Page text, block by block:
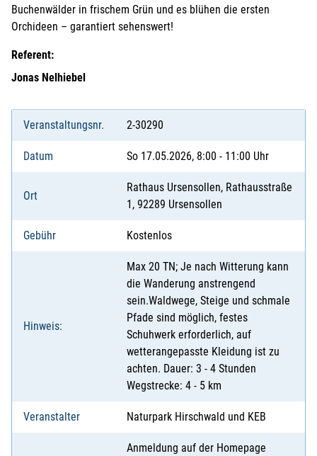
Buchenwälder in frischem Grün und es blühen die ersten
Orchideen – garantiert sehenswert!
Referent:
Jonas Nelhiebel
Veranstaltungsnr. 2-30290
Datum So 17.05.2026, 8:00 - 11:00 Uhr
Ort
Rathaus Ursensollen, Rathausstraße
1, 92289 Ursensollen
Gebühr Kostenlos
Hinweis:
Max 20 TN; Je nach Witterung kann
die Wanderung anstrengend
sein.Waldwege, Steige und schmale
Pfade sind möglich, festes
Schuhwerk erforderlich, auf
wetterangepasste Kleidung ist zu
achten. Dauer: 3 - 4 Stunden
Wegstrecke: 4 - 5 km
Veranstalter Naturpark Hirschwald und KEB
Anmeldung auf der Homepage